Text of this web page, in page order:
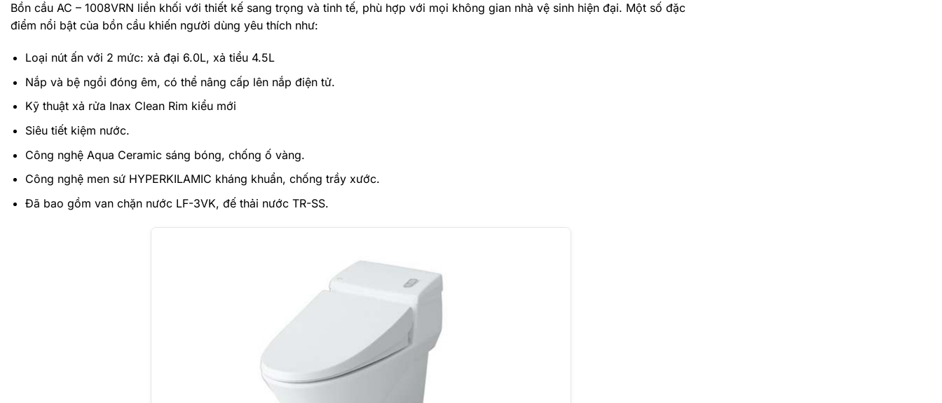
Bồn cầu AC – 1008VRN liền khối với thiết kế sang trọng và tinh tế, phù hợp với mọi không gian nhà vệ sinh hiện đại. Một số đặc
điểm nổi bật của bồn cầu khiến người dùng yêu thích như:
Loại nút ấn với 2 mức: xả đại 6.0L, xả tiểu 4.5L
Nắp và bệ ngồi đóng êm, có thể nâng cấp lên nắp điện tử.
Kỹ thuật xả rửa Inax Clean Rim kiểu mới
Siêu tiết kiệm nước.
Công nghệ Aqua Ceramic sáng bóng, chống ố vàng.
Công nghệ men sứ HYPERKILAMIC kháng khuẩn, chống trầy xước.
Đã bao gồm van chặn nước LF-3VK, đế thải nước TR-SS.